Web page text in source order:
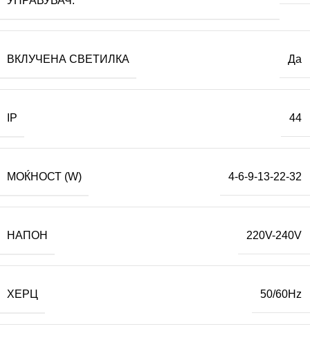
ВКЛУЧЕНА СВЕТИЛКА Да
IP 44
МОЌНОСТ (W) 4-6-9-13-22-32
НАПОН 220V-240V
ХЕРЦ 50/60Hz